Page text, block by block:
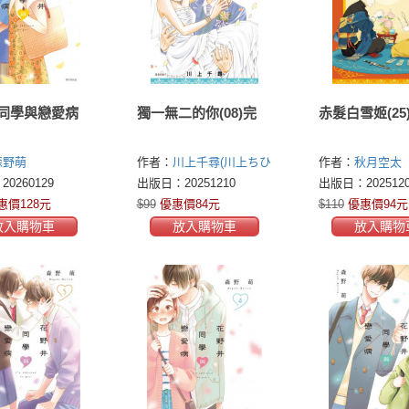
學與戀愛病
野萌
價128元
入購物車
獨一無二的你(08)完
作者： 川上千尋(川上ちひ
ろ)
出版日：20251210
$99 優惠價84元
放入購物車
赤髮白雪姬
作者： 秋月空太
出版日：
$110 優惠價94元
放入購物